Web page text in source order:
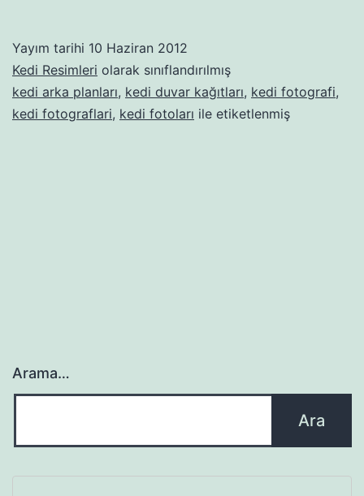
Yayım tarihi 10 Haziran 2012
Kedi Resimleri olarak sınıflandırılmış
kedi arka planları, kedi duvar kağıtları, kedi fotografi,
kedi fotograflari, kedi fotoları ile etiketlenmiş
Arama…